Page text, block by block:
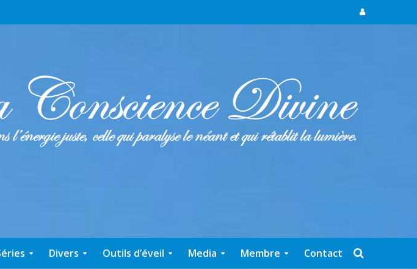
Divers Outils d’éveil Media Membre Contact